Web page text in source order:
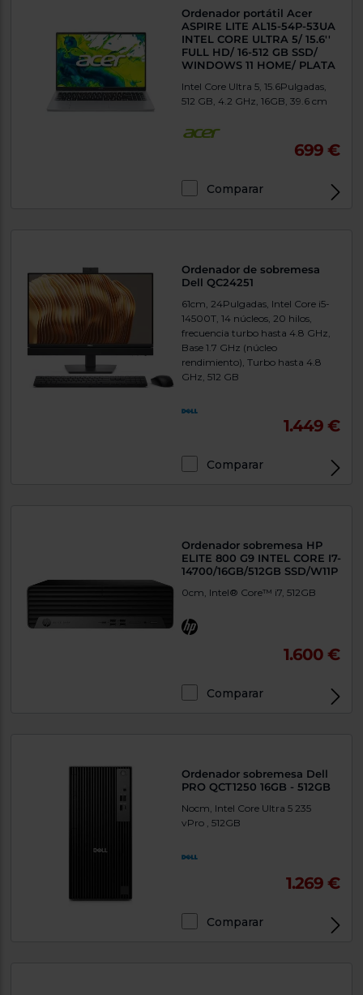
Ordenador portátil Acer
ASPIRE LITE AL15-54P-53UA
INTEL CORE ULTRA 5/ 15.6''
FULL HD/ 16-512 GB SSD/
WINDOWS 11 HOME/ PLATA
Intel Core Ultra 5, 15.6Pulgadas,
512 GB, 4.2 GHz, 16GB, 39.6 cm
699 €
Comparar
Ordenador de sobremesa
Dell QC24251
61cm, 24Pulgadas, Intel Core i5-
14500T, 14 núcleos, 20 hilos,
frecuencia turbo hasta 4.8 GHz,
Base 1.7 GHz (núcleo
rendimiento), Turbo hasta 4.8
GHz, 512 GB
1.449 €
Comparar
Ordenador sobremesa HP
ELITE 800 G9 INTEL CORE I7-
14700/16GB/512GB SSD/W11P
0cm, Intel® Core™ i7, 512GB
1.600 €
Comparar
Ordenador sobremesa Dell
PRO QCT1250 16GB - 512GB
Nocm, Intel Core Ultra 5 235
vPro , 512GB
1.269 €
Comparar